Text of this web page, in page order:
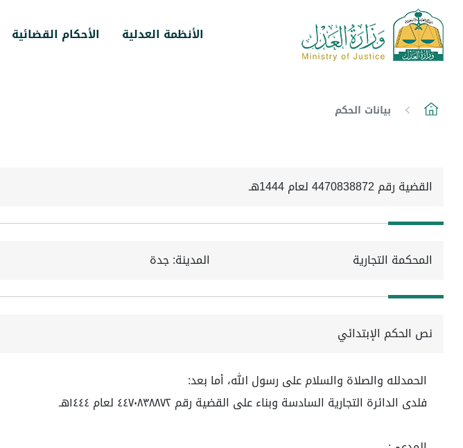
الأنظمة العدلية الأحكام القضائية
بيانات الحكم
القضية رقم 4470838872 لعام 1444هـ
المحكمة التجارية المدينة: جدة
نص الحكم الإبتدائي
الحمدلله والصلاة والسلام على رسول الله، أما بعد:
فلدى الدائرة التجارية السادسة وبناء على القضية رقم ٤٤٧٠٨٣٨٨٧٢ لعام ١٤٤٤هـ